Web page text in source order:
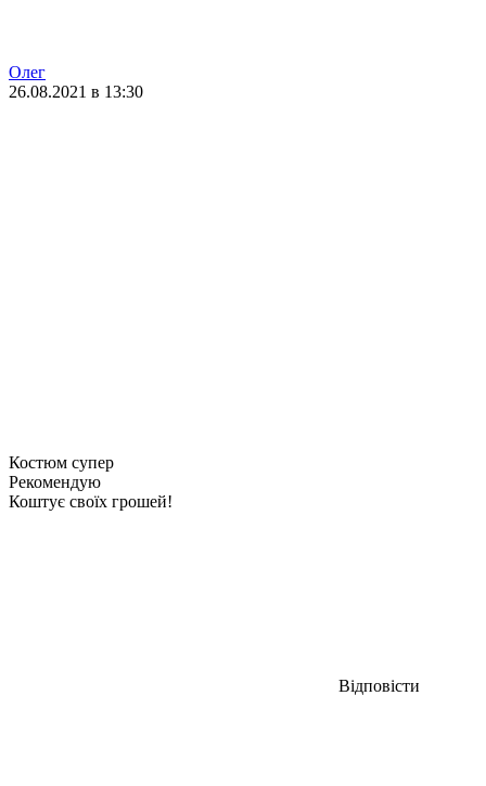
Олег
26.08.2021 в 13:30
Костюм супер
Рекомендую
Коштує своїх грошей!
Відповісти